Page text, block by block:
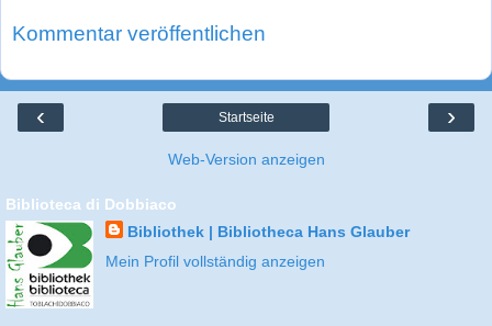
Kommentar veröffentlichen
‹ ›
Startseite
Web-Version anzeigen
Biblioteca di Dobbiaco
Bibliothek | Bibliotheca Hans Glauber
Mein Profil vollständig anzeigen